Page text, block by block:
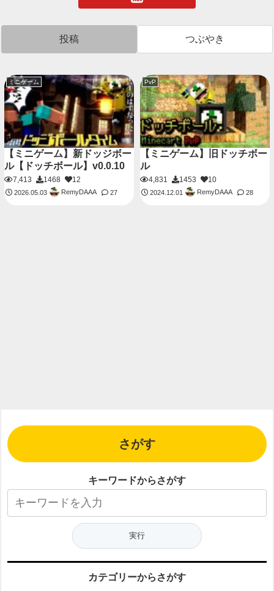
投稿 つぶやき
ミニゲーム
【ミニゲーム】新ドッジボー
ル【ドッチボール】v0.0.10
7,413 1468 12
2026.05.03 RemyDAAA 27
PvP
【ミニゲーム】旧ドッチボー
ル
4,831 1453 10
2024.12.01 RemyDAAA 28
さがす
キーワードからさがす
カテゴリーからさがす